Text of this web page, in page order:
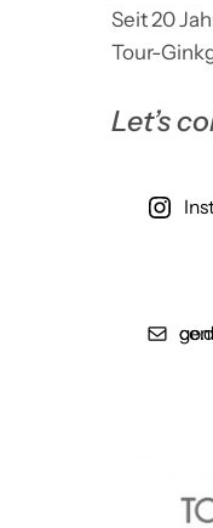
Seit 20
Tour-
Let’s